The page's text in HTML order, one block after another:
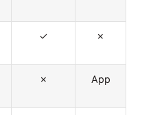
✓ ✗
✗ App